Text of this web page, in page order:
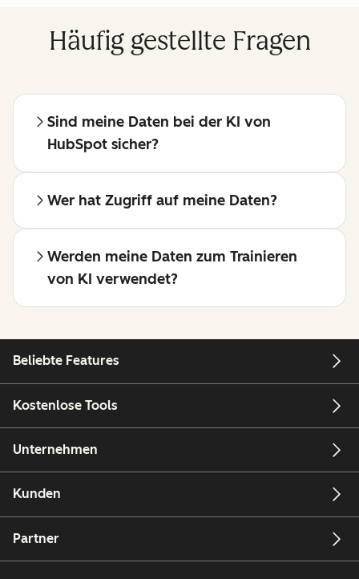
Häufig gestellte Fragen
Sind meine Daten bei der KI von
HubSpot sicher?
Wer hat Zugriff auf meine Daten?
Werden meine Daten zum Trainieren
von KI verwendet?
Beliebte Features
Kostenlose Tools
Unternehmen
Kunden
Partner